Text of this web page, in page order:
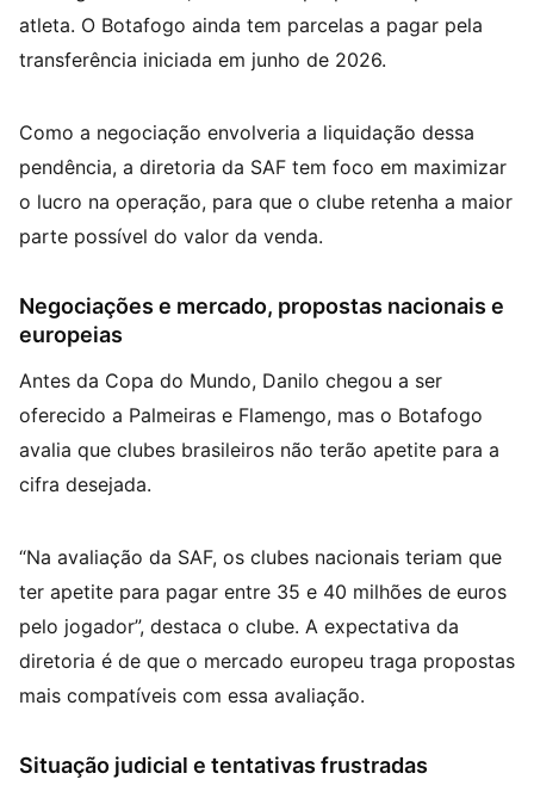
atleta. O Botafogo ainda tem parcelas a pagar pela
transferência iniciada em junho de 2026.
Como a negociação envolveria a liquidação dessa
pendência, a diretoria da SAF tem foco em maximizar
o lucro na operação, para que o clube retenha a maior
parte possível do valor da venda.
Negociações e mercado, propostas nacionais e
europeias
Antes da Copa do Mundo, Danilo chegou a ser
oferecido a Palmeiras e Flamengo, mas o Botafogo
avalia que clubes brasileiros não terão apetite para a
cifra desejada.
“Na avaliação da SAF, os clubes nacionais teriam que
ter apetite para pagar entre 35 e 40 milhões de euros
pelo jogador”, destaca o clube. A expectativa da
diretoria é de que o mercado europeu traga propostas
mais compatíveis com essa avaliação.
Situação judicial e tentativas frustradas